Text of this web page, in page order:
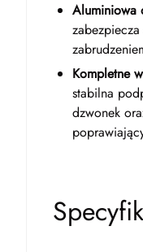
Aluminiowa
Kompletne
stabilna
dzwonek